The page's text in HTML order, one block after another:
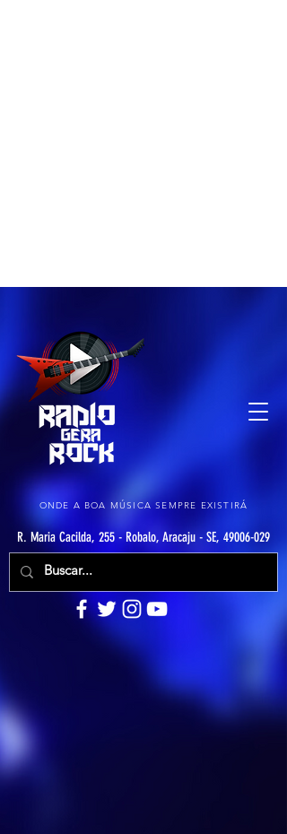
ONDE A BOA MÚSICA SEMPRE EXISTIRÁ
R. Maria Cacilda, 255 - Robalo, Aracaju - SE, 49006-029